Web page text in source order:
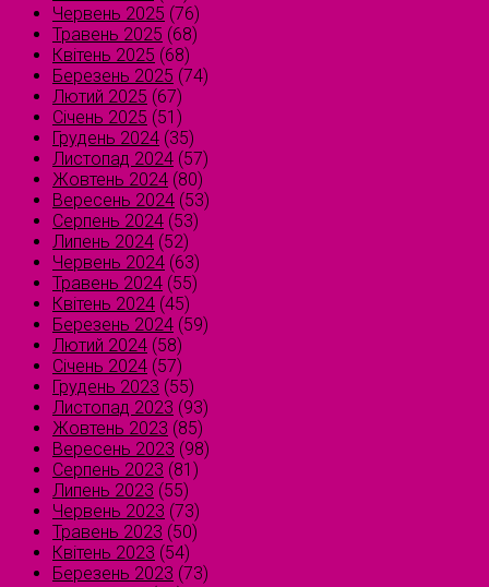
Червень 2025 (76)
Травень 2025 (68)
Квітень 2025 (68)
Березень 2025 (74)
Лютий 2025 (67)
Січень 2025 (51)
Грудень 2024 (35)
Листопад 2024 (57)
Жовтень 2024 (80)
Вересень 2024 (53)
Серпень 2024 (53)
Липень 2024 (52)
Червень 2024 (63)
Травень 2024 (55)
Квітень 2024 (45)
Березень 2024 (59)
Лютий 2024 (58)
Січень 2024 (57)
Грудень 2023 (55)
Листопад 2023 (93)
Жовтень 2023 (85)
Вересень 2023 (98)
Серпень 2023 (81)
Липень 2023 (55)
Червень 2023 (73)
Травень 2023 (50)
Квітень 2023 (54)
Березень 2023 (73)